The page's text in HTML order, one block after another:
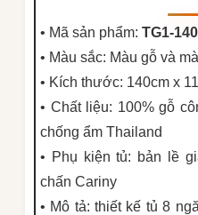
• Mã sản phẩm: TG1-140
• Màu sắc: Màu gỗ và
• Kích thước: 140cm x
• Chất liệu: 100% gỗ
chống ẩm Thailand
• Phụ kiện tủ: bản lề
chấn Cariny
• Mô tả: thiết kế tủ 8